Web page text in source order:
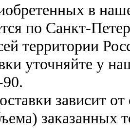
в
по Санкт-
территории
уточняйте у
.
зависит
заказанных